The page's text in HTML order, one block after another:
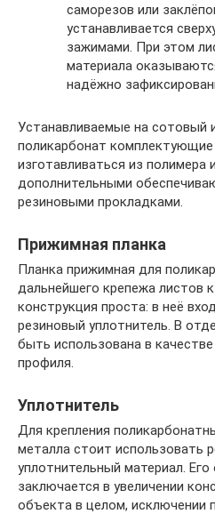
саморезов или
устанавливается
зажимами. При этом
материала
надёжно
Устанавливаемые на сотовый
поликарбонат
изготавливаться из полимера
дополнительными
резиновыми прокладками.
Прижимная планка
Планка прижимная для
дальнейшего крепежа листов
конструкция проста: в неё
резиновый уплотнитель. В
быть использована в
профиля.
Уплотнитель
Для крепления
металла стоит использовать
уплотнительный материал.
заключается в увеличении
объекта в целом, исключении